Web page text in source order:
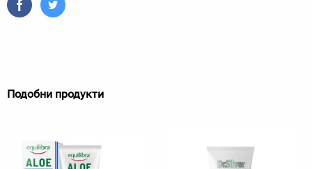
Подобни продукти